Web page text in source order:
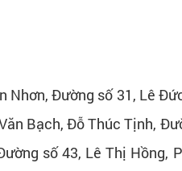
Đường số 31, Lê
Bạch, Đỗ Thúc Tịnh,
số 43, Lê Thị Hồng,